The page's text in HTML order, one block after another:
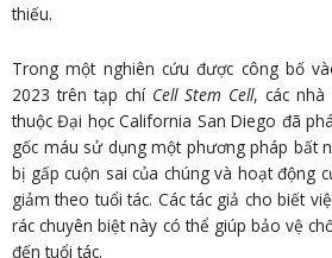
thiếu.
Trong một nghiên cứu được công bố
2023 trên tạp chí Cell Stem Cell, các nhà
thuộc Đại học California San Diego đã
gốc máu sử dụng một phương pháp bất
bị gấp cuộn sai của chúng và hoạt động
giảm theo tuổi tác. Các tác giả cho biết
rác chuyên biệt này có thể giúp bảo vệ
đến tuổi tác.